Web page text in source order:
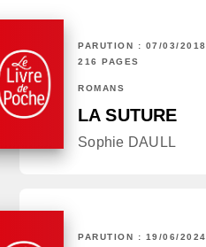
PARUTION : 07/03/2018
216 PAGES
ROMANS
LA SUTURE
Sophie DAULL
PARUTION : 19/06/2024